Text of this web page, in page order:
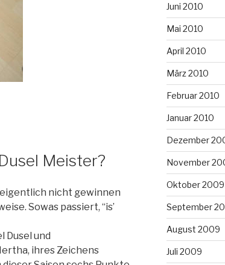
Meister?
nicht gewinnen
Sowas passiert, “is’
Dusel und
ihres Zeichens
Juni 2010
Mai 2010
April 2010
März 2010
Februar 2010
Januar 2010
Dezember
November
Oktober 2009
September
August 2009
Juli 2009